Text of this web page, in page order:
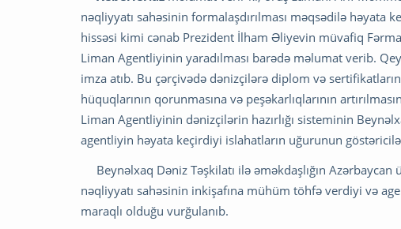
nəqliyyatı sahəsinin formalaşdırılması məqsədilə
hissəsi kimi cənab Prezident İlham Əliyevin müvafiq
Liman Agentliyinin yaradılması barədə məlumat verib.
imza atıb. Bu çərçivədə dənizçilərə diplom və
hüquqlarının qorunmasına və peşəkarlıqlarının
Liman Agentliyinin dənizçilərin hazırlığı sisteminin
agentliyin həyata keçirdiyi islahatların uğurunun
Beynəlxaq Dəniz Təşkilatı ilə əməkdaşlığın
nəqliyyatı sahəsinin inkişafına mühüm töhfə verdiyi və
maraqlı olduğu vurğulanıb.